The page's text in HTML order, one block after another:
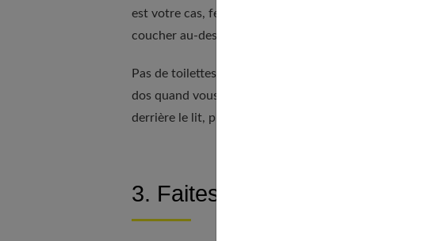
est votre cas, fermez votre porte en permanence, et
coucher au-dessus d'un garage.
Pas de toilettes ni de baignoire non plus situées à
dos quand vous dormez. C'est une règle très
derrière le lit, protégez-vous grâce à une tête de lit en
3. Faites le tri